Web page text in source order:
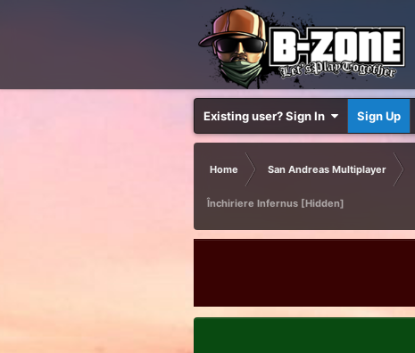
Existing user? Sign In Sign Up
Home San Andreas Multiplayer
Închiriere Infernus [Hidden]